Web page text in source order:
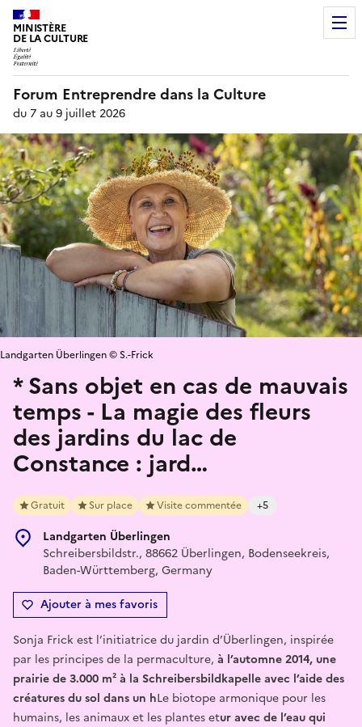
MINISTÈRE
DE LA CULTURE
Forum Entreprendre dans la Culture
du 7 au 9 juillet 2026
* Sans objet en cas de mauvais
temps - La magie des fleurs
des jardins du lac de
Constance : jard…
Gratuit Sur place Visite commentée +5
Landgarten Überlingen
Schreibersbildstr., 88662 Überlingen, Bodenseekreis,
Baden-Württemberg, Germany
Ajouter à mes favoris
Landgarten Überlingen © S.-Frick
Sonja Frick est l’initiatrice du jardin d’Überlingen, inspirée
par les principes de la permaculture, à l’automne 2014, une
prairie de 3.000 m² à la Schreibersbildkapelle avec l’aide des
créatures du sol dans un hLe biotope armonique pour les
humains, les animaux et les plantes etur avec de l’eau qui